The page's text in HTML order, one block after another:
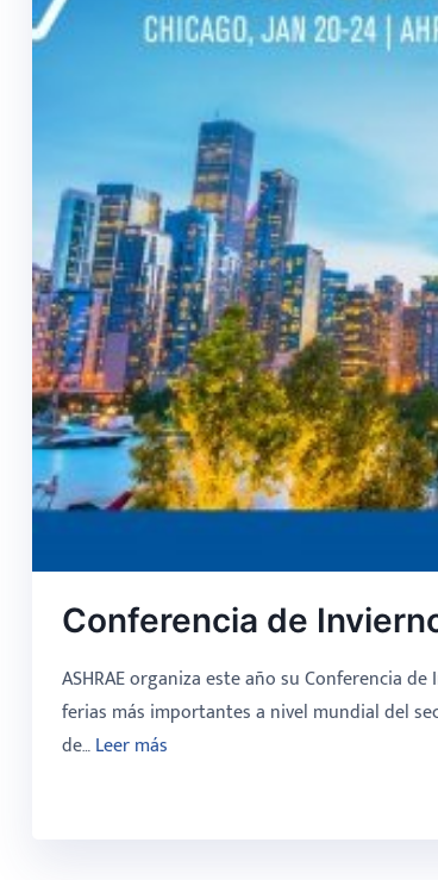
Conferencia de
ASHRAE organiza este año su Conferencia
ferias más importantes a nivel mundial del
de…Leer más